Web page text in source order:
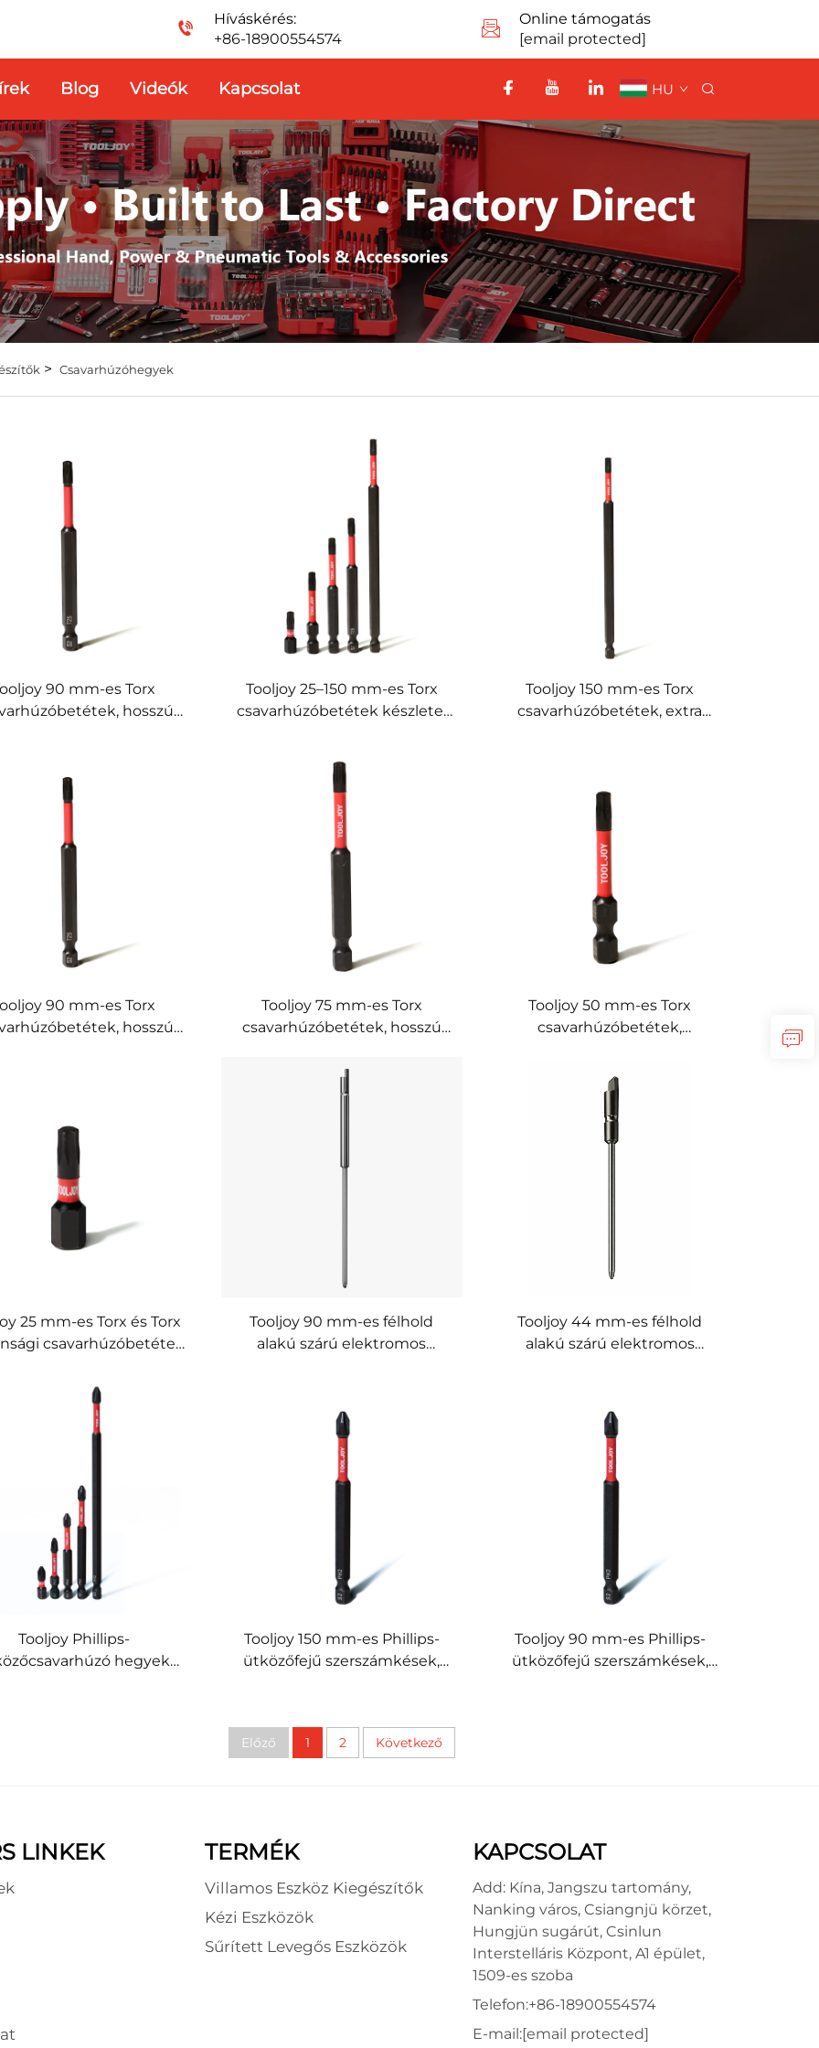
Híváskérés:
+86-18900554574
Online támogatás
[email protected]
Blog Videók Kapcsolat HU
> Csavarhúzóhegyek
90 mm-es Torx
hosszú
csavarhúzókhoz
és ipari elektromos
Tooljoy 25–150 mm-es Torx
csavarhúzóbetétek készlete,
rögzítéshez és elektromos
szerszámokhoz
Tooljoy 150 mm-es Torx
csavarhúzóbetétek, extra
ipari felhasználásra, OEM-
szállításra
90 mm-es Torx
hosszú
szerszámokhoz
Tooljoy 75 mm-es Torx
csavarhúzóbetétek, hosszú
csavarhúzókhoz és
elektromos csavarhúzókhoz,
Tooljoy 50 mm-es Torx
csavarhúzóbetétek,
elektromos szerszámokhoz
25 mm-es Torx és Torx
csavarhúzóbetétek
betétek
szerszámokhoz
Tooljoy 90 mm-es félhold
alakú szárú elektromos
szerszámokhoz
Tooljoy 44 mm-es félhold
alakú szárú elektromos
Phillips fejű
csavarhúzóhegyek
elektromos csavarhúzókhoz
és elektromos szerszámokhoz
Tooljoy Phillips-
hegyek
Tooljoy 150 mm-es Phillips-
ütközőfejű szerszámkések,
mély ipari rögzítéshez
Tooljoy 90 mm-es Phillips-
ütközőfejű szerszámkések,
Előző 1 2 Következő
LINKEK TERMÉK
Villamos Eszköz Kiegészítők
Kézi Eszközök
Sűrített Levegős Eszközök
KAPCSOLAT
Add: Kína, Jangszu tartomány,
Nanking város, Csiangnjü körzet,
Hungjün sugárút, Csinlun
Interstelláris Központ, A1 épület,
1509-es szoba
Telefon:+86-18900554574
E-mail:[email protected]